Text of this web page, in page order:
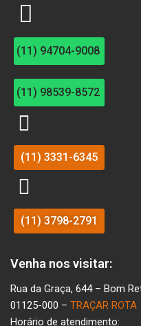
(11) 94704-9008
(11) 98539-8572
(11) 3331-6345
(11) 3798-2791
Venha nos visitar:
Rua da Graça, 644 – Bom
01125-000 – TRAÇAR ROTA
Horário de atendimento: